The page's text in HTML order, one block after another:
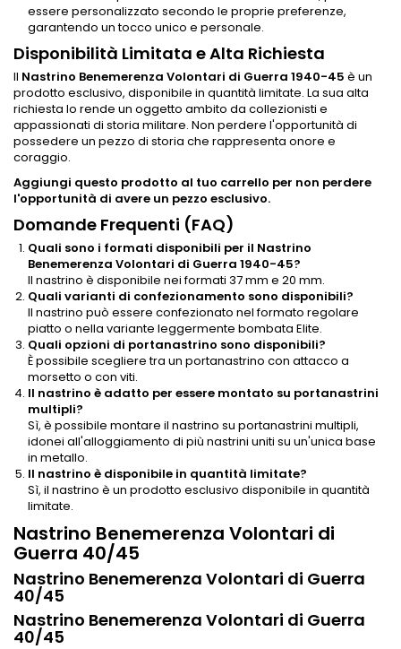
essere personalizzato secondo le proprie preferenze,
garantendo un tocco unico e personale.
Disponibilità Limitata e Alta Richiesta
Il Nastrino Benemerenza Volontari di Guerra 1940-45 è un
prodotto esclusivo, disponibile in quantità limitate. La sua alta
richiesta lo rende un oggetto ambito da collezionisti e
appassionati di storia militare. Non perdere l'opportunità di
possedere un pezzo di storia che rappresenta onore e
coraggio.
Aggiungi questo prodotto al tuo carrello per non perdere
l'opportunità di avere un pezzo esclusivo.
Domande Frequenti (FAQ)
Quali sono i formati disponibili per il Nastrino
Benemerenza Volontari di Guerra 1940-45?
Il nastrino è disponibile nei formati 37 mm e 20 mm.
Quali varianti di confezionamento sono disponibili?
Il nastrino può essere confezionato nel formato regolare
piatto o nella variante leggermente bombata Elite.
Quali opzioni di portanastrino sono disponibili?
È possibile scegliere tra un portanastrino con attacco a
morsetto o con viti.
Il nastrino è adatto per essere montato su portanastrini
multipli?
Sì, è possibile montare il nastrino su portanastrini multipli,
idonei all'alloggiamento di più nastrini uniti su un'unica base
in metallo.
Il nastrino è disponibile in quantità limitate?
Sì, il nastrino è un prodotto esclusivo disponibile in quantità
limitate.
Nastrino Benemerenza Volontari di
Guerra 40/45
Nastrino Benemerenza Volontari di Guerra
40/45
Nastrino Benemerenza Volontari di Guerra
40/45